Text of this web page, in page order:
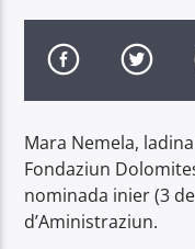
Radio Dolomiti
Mara Nemela,
Fondaziun
nominada inier (3
d’Aministraziun.